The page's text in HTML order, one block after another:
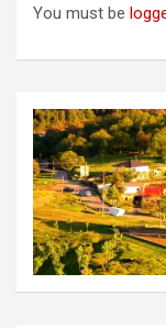
You must be